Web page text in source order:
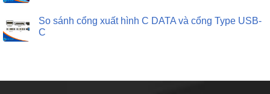
So sánh cổng xuất hình C DATA và cổng Type USB-
C